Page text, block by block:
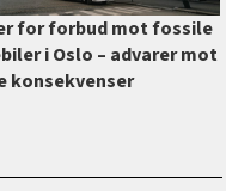
for forbud mot fossile
i Oslo –⁠ advarer mot
konsekvenser